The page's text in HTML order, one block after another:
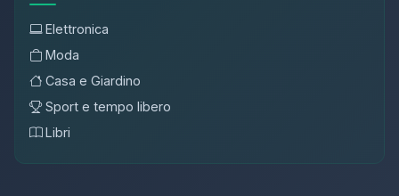
Elettronica
Moda
Casa e Giardino
Sport e tempo libero
Libri